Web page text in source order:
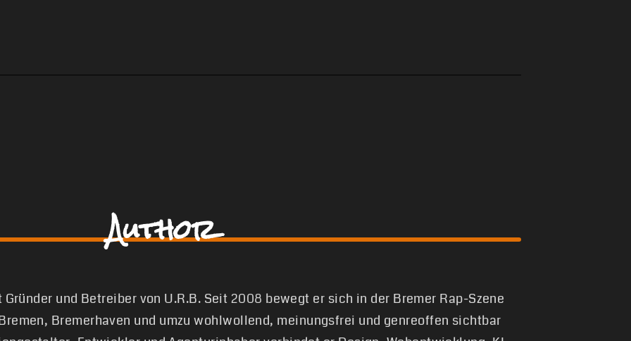
Author
Gründer und Betreiber von U.R.B. Seit 2008 bewegt er sich in der Bremer Rap-Szene
Bremerhaven und umzu wohlwollend, meinungsfrei und genreoffen sichtbar